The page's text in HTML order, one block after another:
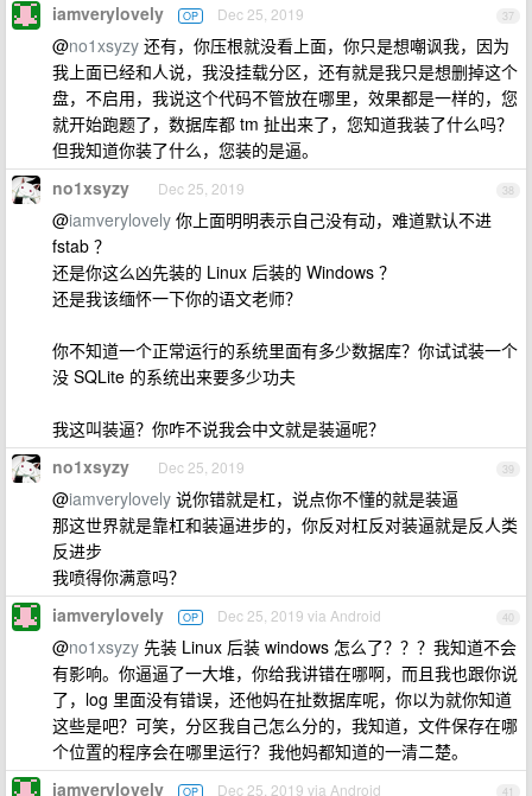
37
iamverylovely OP Dec 25, 2019
@no1xsyzy 还有，你压根就没看上面，你只是想嘲讽我，因为
我上面已经和人说，我没挂载分区，还有就是我只是想删掉这个
盘，不启用，我说这个代码不管放在哪里，效果都是一样的，您
就开始跑题了，数据库都 tm 扯出来了，您知道我装了什么吗？
但我知道你装了什么，您装的是逼。
38
no1xsyzy Dec 25, 2019
@iamverylovely 你上面明明表示自己没有动，难道默认不进
fstab ？
还是你这么凶先装的 Linux 后装的 Windows ？
还是我该缅怀一下你的语文老师？
你不知道一个正常运行的系统里面有多少数据库？你试试装一个
没 SQLite 的系统出来要多少功夫
我这叫装逼？你咋不说我会中文就是装逼呢？
39
no1xsyzy Dec 25, 2019
@iamverylovely 说你错就是杠，说点你不懂的就是装逼
那这世界就是靠杠和装逼进步的，你反对杠反对装逼就是反人类
反进步
我喷得你满意吗？
40
iamverylovely OP Dec 25, 2019 via Android
@no1xsyzy 先装 Linux 后装 windows 怎么了？？？我知道不会
有影响。你逼逼了一大堆，你给我讲错在哪啊，而且我也跟你说
了，log 里面没有错误，还他妈在扯数据库呢，你以为就你知道
这些是吧？可笑，分区我自己怎么分的，我知道，文件保存在哪
个位置的程序会在哪里运行？我他妈都知道的一清二楚。
41
iamverylovely OP Dec 25, 2019 via Android